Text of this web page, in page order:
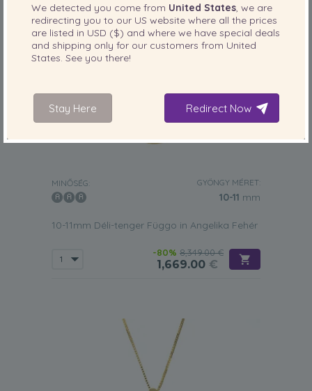
MINŐSÉG: GYÖNGY MÉRET:
10-11 mm
10-11mm Déli-tenger Függo in Angelika Fehér
-80% 8,349.00 €
1,669.00 €
We detected you come from United States , we are
redirecting you to our US website where all the prices
are listed in USD ($) and where we have special deals
and shipping only for our customers from United
States . See you there!
Stay Here Redirect Now